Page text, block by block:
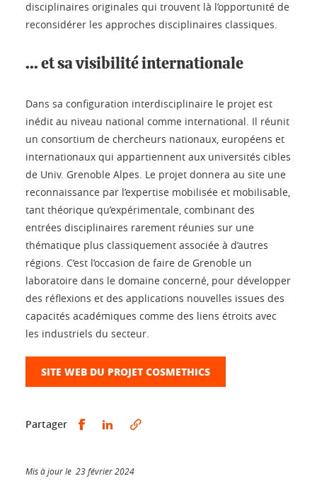
disciplinaires originales qui trouvent là l’opportunité de
reconsidérer les approches disciplinaires classiques.
... et sa visibilité internationale
Dans sa configuration interdisciplinaire le projet est
inédit au niveau national comme international. Il réunit
un consortium de chercheurs nationaux, européens et
internationaux qui appartiennent aux universités cibles
de Univ. Grenoble Alpes. Le projet donnera au site une
reconnaissance par l’expertise mobilisée et mobilisable,
tant théorique qu’expérimentale, combinant des
entrées disciplinaires rarement réunies sur une
thématique plus classiquement associée à d’autres
régions. C’est l’occasion de faire de Grenoble un
laboratoire dans le domaine concerné, pour développer
des réflexions et des applications nouvelles issues des
capacités académiques comme des liens étroits avec
les industriels du secteur.
SITE WEB DU PROJET COSMETHICS
Partager Partager sur Facebook
Partager sur LinkedIn
Mis à jour le 23 février 2024